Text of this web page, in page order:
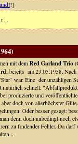
!]
...
mit demRed Garland Trio
, bereits am 23.05.1958.
war. Eine der unzähligen
natürlich schnell:
produzierte und
doch von allerhöchster
Oder besser gesagt:
denn doch unbedingt noch
zu findender Fehler. Da
...